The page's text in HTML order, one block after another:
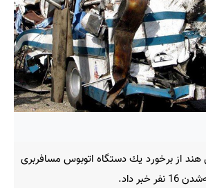
از برخورد یك دستگاه اتوبوس مسافربری
داد.